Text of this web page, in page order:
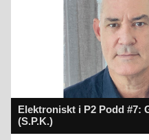
Elektroniskt i P2 Podd #7:
(S.P.K.)